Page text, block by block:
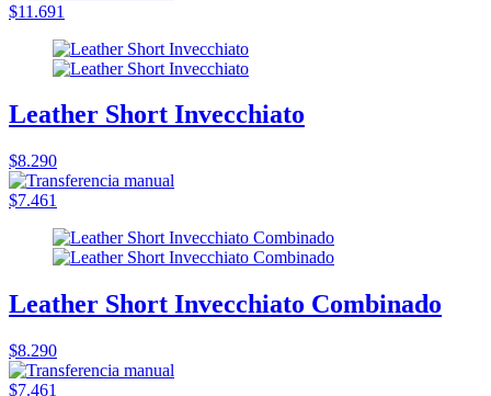
$11.691
Leather Short Invecchiato
$8.290
$7.461
Leather Short Invecchiato Combinado
$8.290
$7.461